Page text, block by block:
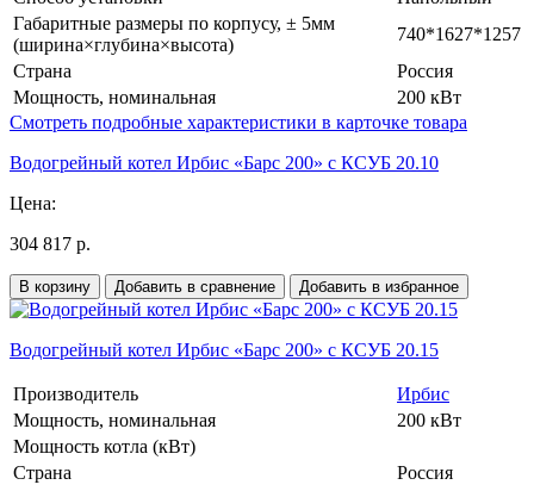
Габаритные размеры по корпусу, ± 5мм
(ширина×глубина×высота)
740*1627*1257
Страна
Россия
Мощность, номинальная
200 кВт
Смотреть подробные характеристики в карточке товара
Водогрейный котел Ирбис «Барс 200» с КСУБ 20.10
Цена:
304 817 р.
В корзину Добавить в сравнение Добавить в избранное
Водогрейный котел Ирбис «Барс 200» с КСУБ 20.15
Производитель
Ирбис
Мощность, номинальная
200 кВт
Мощность котла (кВт)
Страна
Россия